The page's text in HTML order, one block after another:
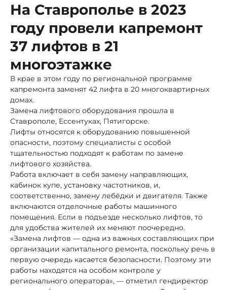
На Ставрополье в 2023
году провели капремонт
37 лифтов в 21
многоэтажке
В крае в этом году по региональной программе
капремонта заменят 42 лифта в 20 многоквартирных
домах.
Замена лифтового оборудования прошла в
Ставрополе, Ессентуках, Пятигорске.
Лифты относятся к оборудованию повышенной
опасности, поэтому специалисты с особой
тщательностью подходят к работам по замене
лифтового хозяйства.
Работа включает в себя замену направляющих,
кабинок купе, установку частотников, и,
соответственно, замену лебёдки и двигателя. Также
включаются отделочные работы машинного
помещения. Если в подъезде несколько лифтов, то
для удобства жителей их меняют поочередно.
«Замена лифтов — одна из важных составляющих при
организации капитального ремонта, поскольку речь в
первую очередь касается безопасности. Поэтому эти
работы находятся на особом контроле у
регионального оператора», — отметил гендиректор